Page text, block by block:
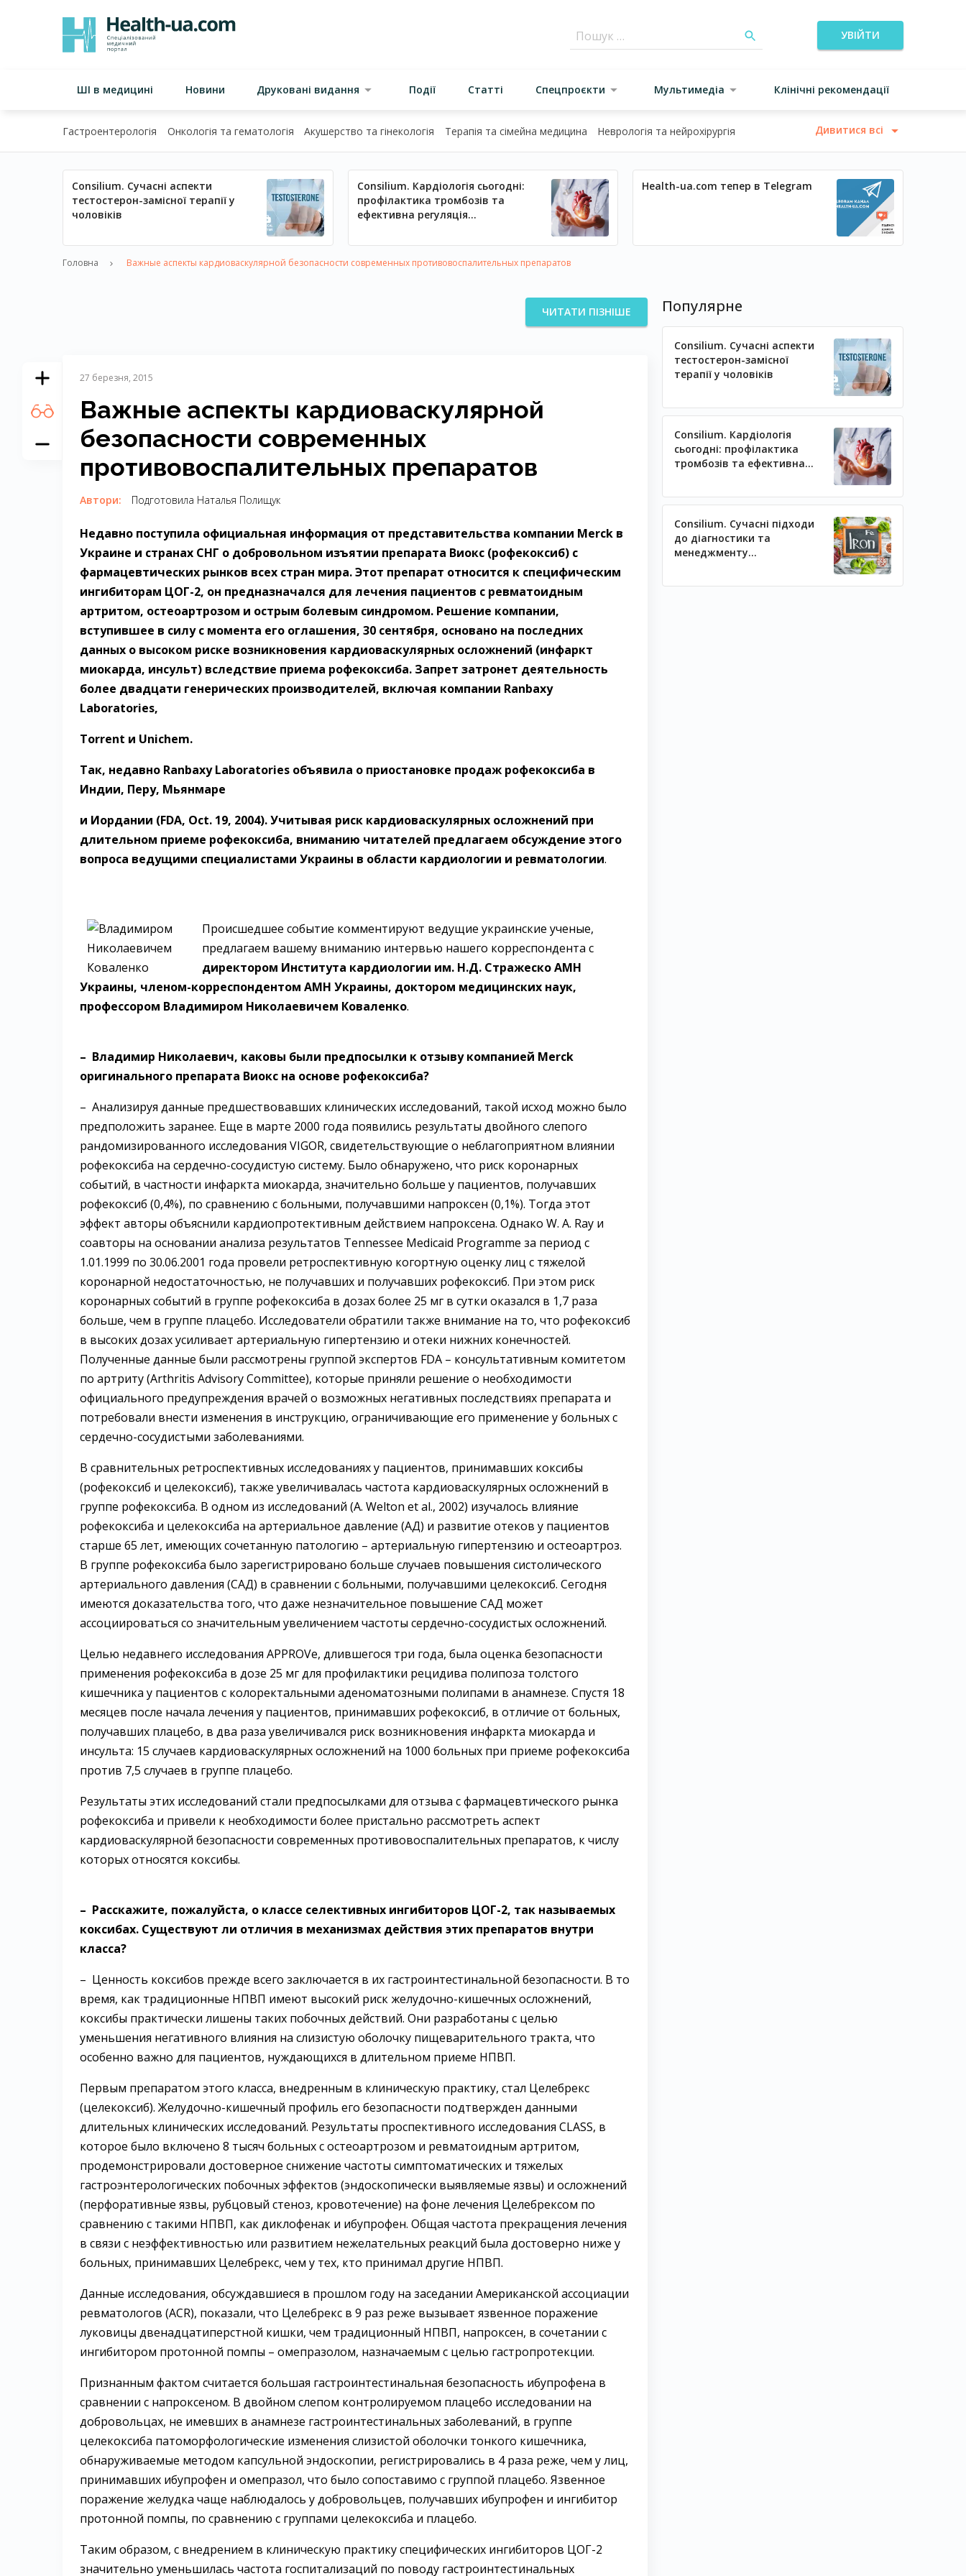
УВІЙТИ
ШІ в медицині Новини Друковані видання Події Статті Спецпроєкти Мультимедіа Клінічні рекомендації
Гастроентерологія Онкологія та гематологія Акушерство та гінекологія Терапія та сімейна медицина Неврологія та нейрохірургія Дивитися всі
Consilium. Сучасні аспекти
тестостерон-замісної терапії у
чоловіків
Consilium. Кардіологія сьогодні:
профілактика тромбозів та
ефективна регуляція
Health-ua.com тепер в Telegram
Головна Важные аспекты кардиоваскулярной безопасности современных противовоспалительных препаратов
ЧИТАТИ ПІЗНІШЕ
27 березня, 2015
Важные аспекты кардиоваскулярной
безопасности современных
противовоспалительных препаратов
Автори: Подготовила Наталья Полищук
Недавно поступила официальная информация от представительства компании Merck в
Украине и странах СНГ о добровольном изъятии препарата Виокс (рофекоксиб) с
фармацевтических рынков всех стран мира. Этот препарат относится к специфическим
ингибиторам ЦОГ-2, он предназначался для лечения пациентов с ревматоидным
артритом, остеоартрозом и острым болевым синдромом. Решение компании,
вступившее в силу с момента его оглашения, 30 сентября, основано на последних
данных о высоком риске возникновения кардиоваскулярных осложнений (инфаркт
миокарда, инсульт) вследствие приема рофекоксиба. Запрет затронет деятельность
более двадцати генерических производителей, включая компании Ranbaxу
Laboratories,
Torrent и Unichem.
Так, недавно Ranbaxу Laboratories объявила о приостановке продаж рофекоксиба в
Индии, Перу, Мьянмаре
и Иордании (FDA, Oct. 19, 2004). Учитывая риск кардиоваскулярных осложнений при
длительном приеме рофекоксиба, вниманию читателей предлагаем обсуждение этого
вопроса ведущими специалистами Украины в области кардиологии и ревматологии.
Происшедшее событие комментируют ведущие украинские ученые,
предлагаем вашему вниманию интервью нашего корреспондента с
директором Института кардиологии им. Н.Д. Стражеско АМН
Украины, членом-корреспондентом АМН Украины, доктором медицинских наук,
профессором Владимиром Николаевичем Коваленко.
– Владимир Николаевич, каковы были предпосылки к отзыву компанией Merck
оригинального препарата Виокс на основе рофекоксиба?
– Анализируя данные предшествовавших клинических исследований, такой исход можно было
предположить заранее. Еще в марте 2000 года появились результаты двойного слепого
рандомизированного исследования VIGOR, свидетельствующие о неблагоприятном влиянии
рофекоксиба на сердечно-сосудистую систему. Было обнаружено, что риск коронарных
событий, в частности инфаркта миокарда, значительно больше у пациентов, получавших
рофекоксиб (0,4%), по сравнению с больными, получавшими напроксен (0,1%). Тогда этот
эффект авторы объяснили кардиопротективным действием напроксена. Однако W. A. Ray и
соавторы на основании анализа результатов Tennessee Medicaid Programme за период с
1.01.1999 по 30.06.2001 года провели ретроспективную когортную оценку лиц с тяжелой
коронарной недостаточностью, не получавших и получавших рофекоксиб. При этом риск
коронарных событий в группе рофекоксиба в дозах более 25 мг в сутки оказался в 1,7 раза
больше, чем в группе плацебо. Исследователи обратили также внимание на то, что рофекоксиб
в высоких дозах усиливает артериальную гипертензию и отеки нижних конечностей.
Полученные данные были рассмотрены группой экспертов FDA – консультативным комитетом
по артриту (Arthritis Advisory Committee), которые приняли решение о необходимости
официального предупреждения врачей о возможных негативных последствиях препарата и
потребовали внести изменения в инструкцию, ограничивающие его применение у больных с
сердечно-сосудистыми заболеваниями.
В сравнительных ретроспективных исследованиях у пациентов, принимавших коксибы
(рофекоксиб и целекоксиб), также увеличивалась частота кардиоваскулярных осложнений в
группе рофекоксиба. В одном из исследований (A. Welton et al., 2002) изучалось влияние
рофекоксиба и целекоксиба на артериальное давление (АД) и развитие отеков у пациентов
старше 65 лет, имеющих сочетанную патологию – артериальную гипертензию и остеоартроз.
В группе рофекоксиба было зарегистрировано больше случаев повышения систолического
артериального давления (САД) в сравнении с больными, получавшими целекоксиб. Сегодня
имеются доказательства того, что даже незначительное повышение САД может
ассоциироваться со значительным увеличением частоты сердечно-сосудистых осложнений.
Целью недавнего исследования APPROVe, длившегося три года, была оценка безопасности
применения рофекоксиба в дозе 25 мг для профилактики рецидива полипоза толстого
кишечника у пациентов с колоректальными аденоматозными полипами в анамнезе. Спустя 18
месяцев после начала лечения у пациентов, принимавших рофекоксиб, в отличие от больных,
получавших плацебо, в два раза увеличивался риск возникновения инфаркта миокарда и
инсульта: 15 случаев кардиоваскулярных осложнений на 1000 больных при приеме рофекоксиба
против 7,5 случаев в группе плацебо.
Результаты этих исследований стали предпосылками для отзыва с фармацевтического рынка
рофекоксиба и привели к необходимости более пристально рассмотреть аспект
кардиоваскулярной безопасности современных противовоспалительных препаратов, к числу
которых относятся коксибы.
– Расскажите, пожалуйста, о классе селективных ингибиторов ЦОГ-2, так называемых
коксибах. Существуют ли отличия в механизмах действия этих препаратов внутри
класса?
– Ценность коксибов прежде всего заключается в их гастроинтестинальной безопасности. В то
время, как традиционные НПВП имеют высокий риск желудочно-кишечных осложнений,
коксибы практически лишены таких побочных действий. Они разработаны с целью
уменьшения негативного влияния на слизистую оболочку пищеварительного тракта, что
особенно важно для пациентов, нуждающихся в длительном приеме НПВП.
Первым препаратом этого класса, внедренным в клиническую практику, стал Целебрекс
(целекоксиб). Желудочно-кишечный профиль его безопасности подтвержден данными
длительных клинических исследований. Результаты проспективного исследования CLASS, в
которое было включено 8 тысяч больных с остеоартрозом и ревматоидным артритом,
продемонстрировали достоверное снижение частоты симптоматических и тяжелых
гастроэнтерологических побочных эффектов (эндоскопически выявляемые язвы) и осложнений
(перфоративные язвы, рубцовый стеноз, кровотечение) на фоне лечения Целебрексом по
сравнению с такими НПВП, как диклофенак и ибупрофен. Общая частота прекращения лечения
в связи с неэффективностью или развитием нежелательных реакций была достоверно ниже у
больных, принимавших Целебрекс, чем у тех, кто принимал другие НПВП.
Данные исследования, обсуждавшиеся в прошлом году на заседании Американской ассоциации
ревматологов (ACR), показали, что Целебрекс в 9 раз реже вызывает язвенное поражение
луковицы двенадцатиперстной кишки, чем традиционный НПВП, напроксен, в сочетании с
ингибитором протонной помпы – омепразолом, назначаемым с целью гастропротекции.
Признанным фактом считается большая гастроинтестинальная безопасность ибупрофена в
сравнении с напроксеном. В двойном слепом контролируемом плацебо исследовании на
добровольцах, не имевших в анамнезе гастроинтестинальных заболеваний, в группе
целекоксиба патоморфологические изменения слизистой оболочки тонкого кишечника,
обнаруживаемые методом капсульной эндоскопии, регистрировались в 4 раза реже, чем у лиц,
принимавших ибупрофен и омепразол, что было сопоставимо с группой плацебо. Язвенное
поражение желудка чаще наблюдалось у добровольцев, получавших ибупрофен и ингибитор
протонной помпы, по сравнению с группами целекоксиба и плацебо.
Таким образом, с внедрением в клиническую практику специфических ингибиторов ЦОГ-2
значительно уменьшилась частота госпитализаций по поводу гастроинтестинальных
Популярне
Consilium. Сучасні аспекти
тестостерон-замісної
терапії у чоловіків
Consilium. Кардіологія
сьогодні: профілактика
тромбозів та ефективна
Consilium. Сучасні підходи
до діагностики та
менеджменту